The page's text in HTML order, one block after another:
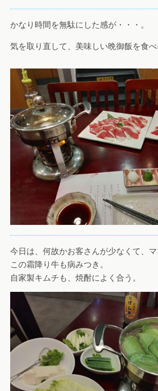
かなり時間を無駄にした感が・・・。
気を取り直して、美味しい晩御飯を食べ
今日は、何故かお客さんが少なくて、マ
この霜降り牛も病みつき。
自家製キムチも、焼酎によく合う。